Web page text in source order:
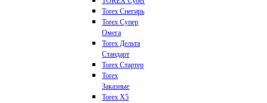
Torex Снегирь
Torex Супер
Омега
Torex Дельта
Стандарт
Torex Стартер
Torex
Заказные
Torex Х5